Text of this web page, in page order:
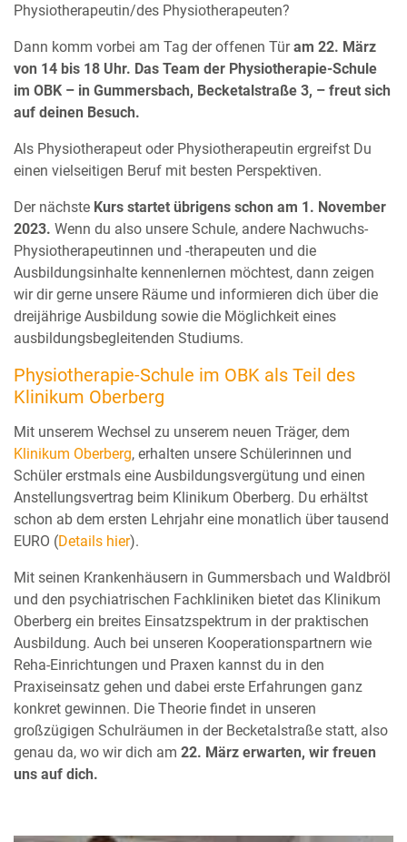
Physiotherapeutin/des Physiotherapeuten?
Dann komm vorbei am Tag der offenen Türam 22. März
von 14 bis 18 Uhr. Das Team der Physiotherapie-Schule
im OBK – in Gummersbach, Becketalstraße 3, – freut sich
auf deinen Besuch.
Als Physiotherapeut oder Physiotherapeutin ergreifst Du
einen vielseitigen Beruf mit besten Perspektiven.
Der nächste Kurs startet übrigens schon am 1. November
2023. Wenn du also unsere Schule, andere Nachwuchs-
Physiotherapeutinnen und -therapeuten und die
Ausbildungsinhalte kennenlernen möchtest, dann zeigen
wir dir gerne unsere Räume und informieren dich über die
dreijährige Ausbildung sowie die Möglichkeit eines
ausbildungsbegleitenden Studiums.
Physiotherapie-Schule im OBK als Teil des
Klinikum Oberberg
Mit unserem Wechsel zu unserem neuen Träger, dem
Klinikum Oberberg, erhalten unsere Schülerinnen und
Schüler erstmals eine Ausbildungsvergütung und einen
Anstellungsvertrag beim Klinikum Oberberg. Du erhältst
schon ab dem ersten Lehrjahr eine monatlich über tausend
EURO (Details hier).
Mit seinen Krankenhäusern in Gummersbach und Waldbröl
und den psychiatrischen Fachkliniken bietet das Klinikum
Oberberg ein breites Einsatzspektrum in der praktischen
Ausbildung. Auch bei unseren Kooperationspartnern wie
Reha-Einrichtungen und Praxen kannst du in den
Praxiseinsatz gehen und dabei erste Erfahrungen ganz
konkret gewinnen. Die Theorie findet in unseren
großzügigen Schulräumen in der Becketalstraße statt, also
genau da, wo wir dich am 22. März erwarten, wir freuen
uns auf dich.